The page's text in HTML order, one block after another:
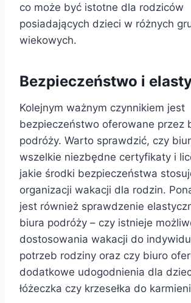
co może być istotne dla rodziców
posiadających dzieci w różnych
wiekowych.
Bezpieczeństwo i
Kolejnym ważnym czynnikiem jest
bezpieczeństwo oferowane przez
podróży. Warto sprawdzić, czy
wszelkie niezbędne certyfikaty i
jakie środki bezpieczeństwa
organizacji wakacji dla rodzin.
jest również sprawdzenie
biura podróży – czy istnieje
dostosowania wakacji do
potrzeb rodziny oraz czy biuro
dodatkowe udogodnienia dla
łóżeczka czy krzesełka do